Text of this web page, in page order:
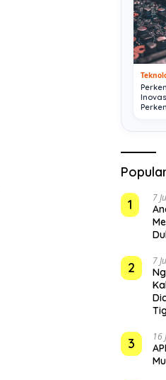
1
7
2 7
3 16